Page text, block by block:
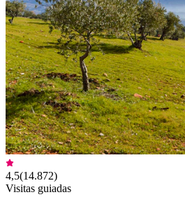
4,5(14.872)
Visitas guiadas